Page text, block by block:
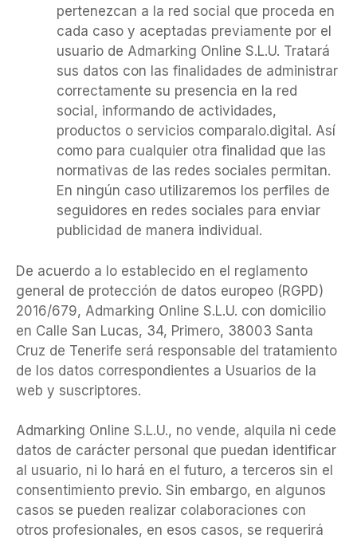
pertenezcan a la red social que proceda en
cada caso y aceptadas previamente por el
usuario de Admarking Online S.L.U. Tratará
sus datos con las finalidades de administrar
correctamente su presencia en la red
social, informando de actividades,
productos o servicios comparalo.digital. Así
como para cualquier otra finalidad que las
normativas de las redes sociales permitan.
En ningún caso utilizaremos los perfiles de
seguidores en redes sociales para enviar
publicidad de manera individual.
De acuerdo a lo establecido en el reglamento
general de protección de datos europeo (RGPD)
2016/679, Admarking Online S.L.U. con domicilio
en Calle San Lucas, 34, Primero, 38003 Santa
Cruz de Tenerife será responsable del tratamiento
de los datos correspondientes a Usuarios de la
web y suscriptores.
Admarking Online S.L.U., no vende, alquila ni cede
datos de carácter personal que puedan identificar
al usuario, ni lo hará en el futuro, a terceros sin el
consentimiento previo. Sin embargo, en algunos
casos se pueden realizar colaboraciones con
otros profesionales, en esos casos, se requerirá